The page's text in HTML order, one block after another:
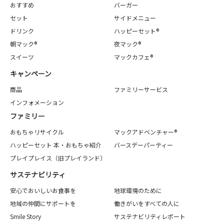
おすすめ
バーガー
セット
サイドメニュー
ドリンク
ハッピーセット®
朝マック®
夜マック®
スイーツ
マックカフェ®
キャンペーン
商品
ファミリーサービス
インフォメーション
ファミリー
おもちゃリサイクル
マックアドベンチャー®
ハッピーセット 本・おもちゃ紹介
バースデーパーティー
プレイプレイス（旧プレイランド）
サステナビリティ
安心でおいしいお食事を
地球環境のために
地域の仲間にサポートを
働きがいをすべての人に
Smile Story
サステナビリティレポート